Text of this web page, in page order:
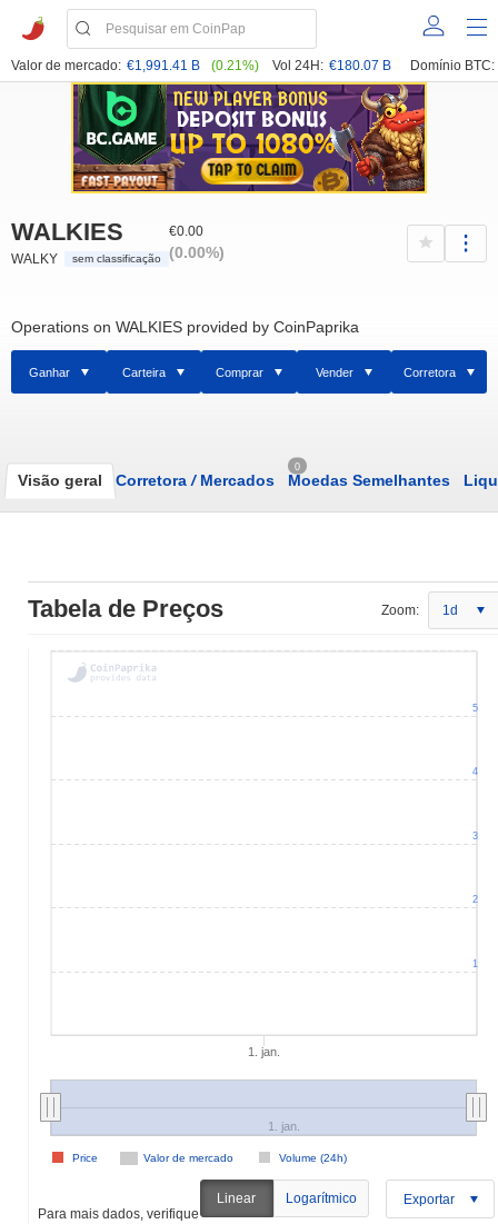
Valor de mercado: €1,991.41 B (0.21%) Vol 24H: €180.07 B Domínio BTC:
WALKIES
WALKY sem classificação
€0.00
(0.00%)
Operations on WALKIES provided by CoinPaprika
Ganhar Carteira Comprar Vender Corretora
Visão geral Corretora /Mercados
0
Moedas Semelhantes
Tabela de Preços Zoom: 1d
1. jan.
Valor de mercado Volume (24h)
Price
1. jan.
1
2
3
4
5
Para mais dados, verifique
Linear Logarítmico Exportar